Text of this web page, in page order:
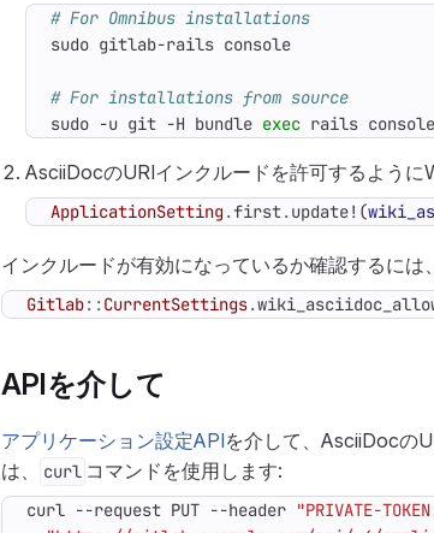
# For Omnibus installations
# For installations from source
sudo -u git -H bundle exec rails
AsciiDocのURIインクルードを許可するように
ApplicationSetting.first.update! (
インクルードが有効になっているか確認するに
Gitlab::CurrentSettings.
APIを介して
アプリケーション設定APIを介して、AsciiDocの
は、
curl コマンドを使用します:
curl --request PUT --header "PRIVATE-